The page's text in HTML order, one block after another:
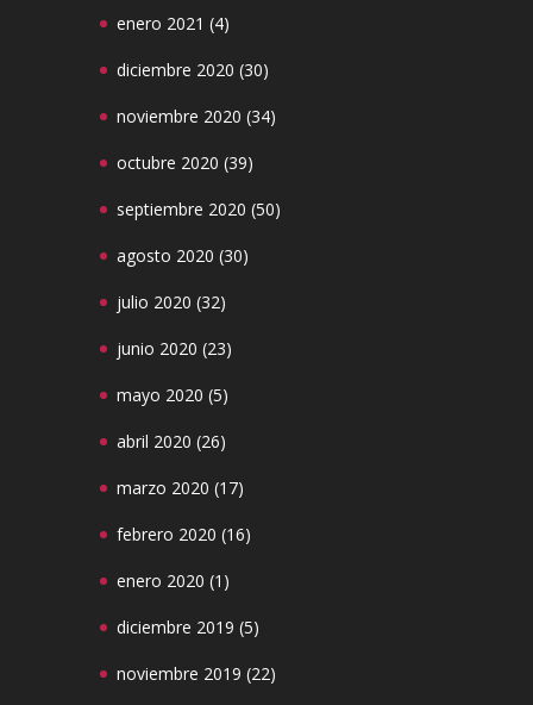
enero 2021 (4)
diciembre 2020 (30)
noviembre 2020 (34)
octubre 2020 (39)
septiembre 2020 (50)
agosto 2020 (30)
julio 2020 (32)
junio 2020 (23)
mayo 2020 (5)
abril 2020 (26)
marzo 2020 (17)
febrero 2020 (16)
enero 2020 (1)
diciembre 2019 (5)
noviembre 2019 (22)